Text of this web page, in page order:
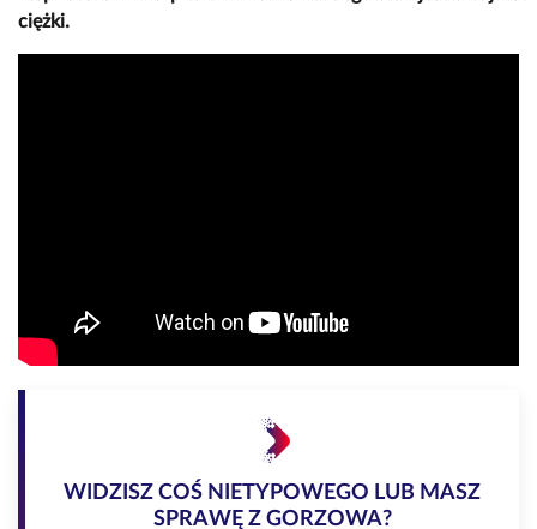
ciężki.
WIDZISZ COŚ NIETYPOWEGO LUB MASZ
SPRAWĘ Z GORZOWA?